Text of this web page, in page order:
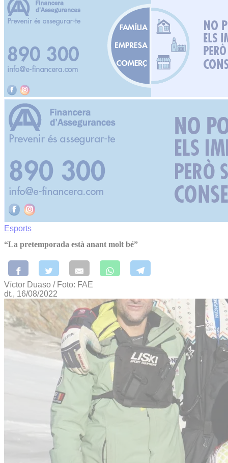
Esports
“La pretemporada està anant molt bé”
Víctor Duaso / Foto: FAE
dt., 16/08/2022